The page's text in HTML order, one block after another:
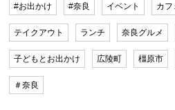
#お出かけ #奈良 イベント カフ
テイクアウト ランチ 奈良グルメ
子どもとお出かけ 広陵町 橿原市
＃奈良